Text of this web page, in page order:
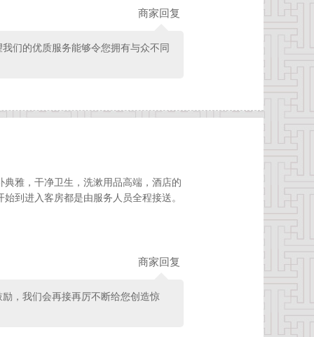
商家回复
们的优质服务能够令您拥有与众不同
雅，干净卫生，洗漱用品高端，酒店的
到进入客房都是由服务人员全程接送。
商家回复
，我们会再接再厉不断给您创造惊